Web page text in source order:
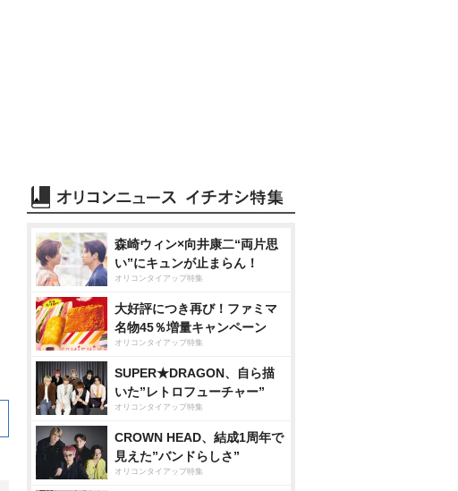
森崎ウィン×向井康二“両片思
い”にキュンが止まらん！
オリコンタイアップ特集
大好評につき再び！ファミマ
名物45％増量キャンペーン
オリコンタイアップ特集
SUPER★DRAGON、自ら描
いた”レトロフューチャー”
オリコンタイアップ特集
CROWN HEAD、結成1周年で
見えた”バンドらしさ”
オリコンタイアップ特集